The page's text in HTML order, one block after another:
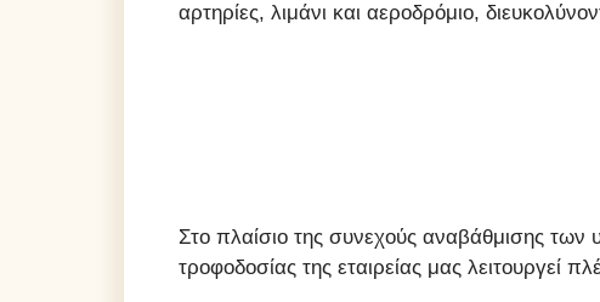
αρτηρίες, λιμάνι και αεροδρόμιο,
Στο πλαίσιο της συνεχούς αναβάθμισης των
τροφοδοσίας της εταιρείας μας λειτουργεί